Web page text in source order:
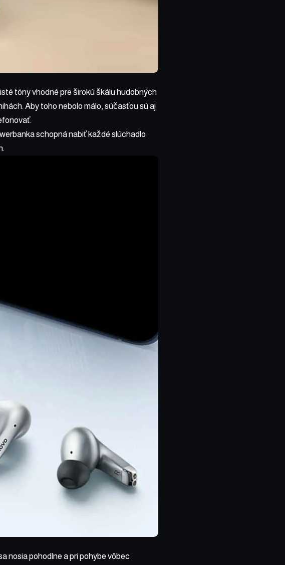
tóny vhodné pre širokú škálu hudobných
Aby toho nebolo málo, súčasťou sú aj
schopná nabiť každé slúchadlo
nosia pohodlne a pri pohybe vôbec